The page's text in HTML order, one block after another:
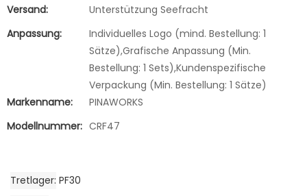
Versand:
Unterstützung Seefracht
Anpassung:
Individuelles Logo (mind. Bestellung: 1
Sätze),Grafische Anpassung (Min.
Bestellung: 1 Sets),Kundenspezifische
Verpackung (Min. Bestellung: 1 Sätze)
Markenname:
PINAWORKS
Modellnummer: CRF47
Tretlager PF30